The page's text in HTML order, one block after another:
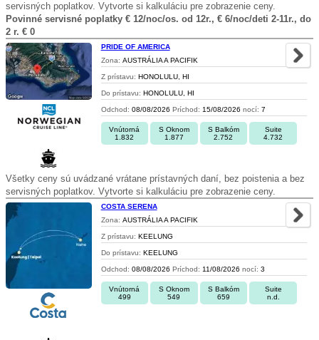
servisných poplatkov. Vytvorte si kalkuláciu pre zobrazenie ceny.
Povinné servisné poplatky € 12/noc/os. od 12r., € 6/noc/deti 2-11r., do
2 r. € 0
PRIDE OF AMERICA
Zona: AUSTRÁLIA A PACIFIK
Z prístavu: HONOLULU, HI
Do prístavu: HONOLULU, HI
Odchod: 08/08/2026 Príchod: 15/08/2026 nocí: 7
Vnútorná
1.832
S Oknom
1.877
S Balkóm
2.752
Suite
4.732
Všetky ceny sú uvádzané vrátane prístavných daní, bez poistenia a bez
servisných poplatkov. Vytvorte si kalkuláciu pre zobrazenie ceny.
COSTA SERENA
Zona: AUSTRÁLIA A PACIFIK
Z prístavu: KEELUNG
Do prístavu: KEELUNG
Odchod: 08/08/2026 Príchod: 11/08/2026 nocí: 3
Vnútorná
499
S Oknom
549
S Balkóm
659
Suite
n.d.